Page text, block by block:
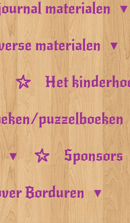
materialen
materialen
Het
puzzelboeken
Sponsors
Borduren